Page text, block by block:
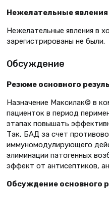
Нежелательные явления
Нежелательные явления в
зарегистрированы не были.
Обсуждение
Резюме основного
Назначение Максилак© в
пациенток в период
этапах повышать
Так, БАД за счет
иммуномодулирующего
элиминации патогенных
эффект от антисептиков,
Обсуждение основного